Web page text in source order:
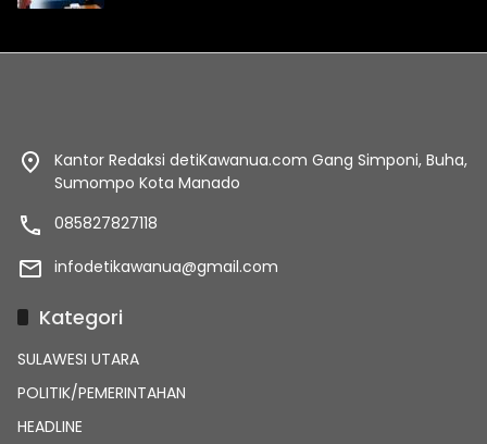
Kantor Redaksi detiKawanua.com Gang Simponi, Buha,
Sumompo Kota Manado
085827827118
infodetikawanua@gmail.com
Kategori
SULAWESI UTARA
POLITIK/PEMERINTAHAN
HEADLINE